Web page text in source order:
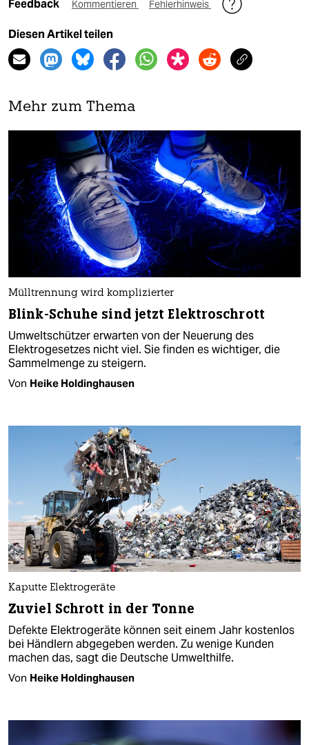
Feedback Kommentieren Fehlerhinweis
Diesen Artikel teilen
Mehr zum Thema
Mülltrennung wird komplizierter
Blink-Schuhe sind jetzt Elektroschrott
Umweltschützer erwarten von der Neuerung des
Elektrogesetzes nicht viel. Sie finden es wichtiger, die
Sammelmenge zu steigern.
Von Heike Holdinghausen
Kaputte Elektrogeräte
Zuviel Schrott in der Tonne
Defekte Elektrogeräte können seit einem Jahr kostenlos
bei Händlern abgegeben werden. Zu wenige Kunden
machen das, sagt die Deutsche Umwelthilfe.
Von Heike Holdinghausen